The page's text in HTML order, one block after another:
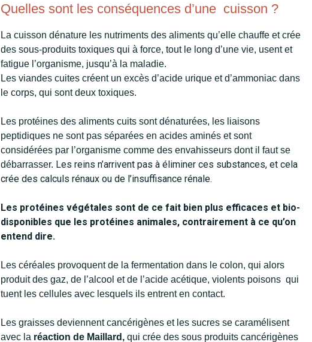
Quelles sont les conséquences d’une cuisson ?
La cuisson dénature les nutriments des aliments qu’elle chauffe et crée
des sous-produits toxiques qui à force, tout le long d’une vie, usent et
fatigue l’organisme, jusqu’à la maladie.
Les viandes cuites créent un excès d’acide urique et d’ammoniac dans
le corps, qui sont deux toxiques.
Les protéines des aliments cuits sont dénaturées, les liaisons
peptidiques ne sont pas séparées en acides aminés et sont
considérées par l’organisme comme des envahisseurs dont il faut se
débarrasser. Les reins n’arrivent pas à éliminer ces substances, et cela
crée des calculs rénaux ou de l’insuffisance rénale.
Les protéines végétales sont de ce fait bien plus efficaces et bio-
disponibles que les protéines animales, contrairement à ce qu’on
entend dire.
Les céréales provoquent de la fermentation dans le colon, qui alors
produit des gaz, de l’alcool et de l’acide acétique, violents poisons qui
tuent les cellules avec lesquels ils entrent en contact.
Les graisses deviennent cancérigènes et les sucres se caramélisent
avec la réaction de Maillard, qui crée des sous produits cancérigènes